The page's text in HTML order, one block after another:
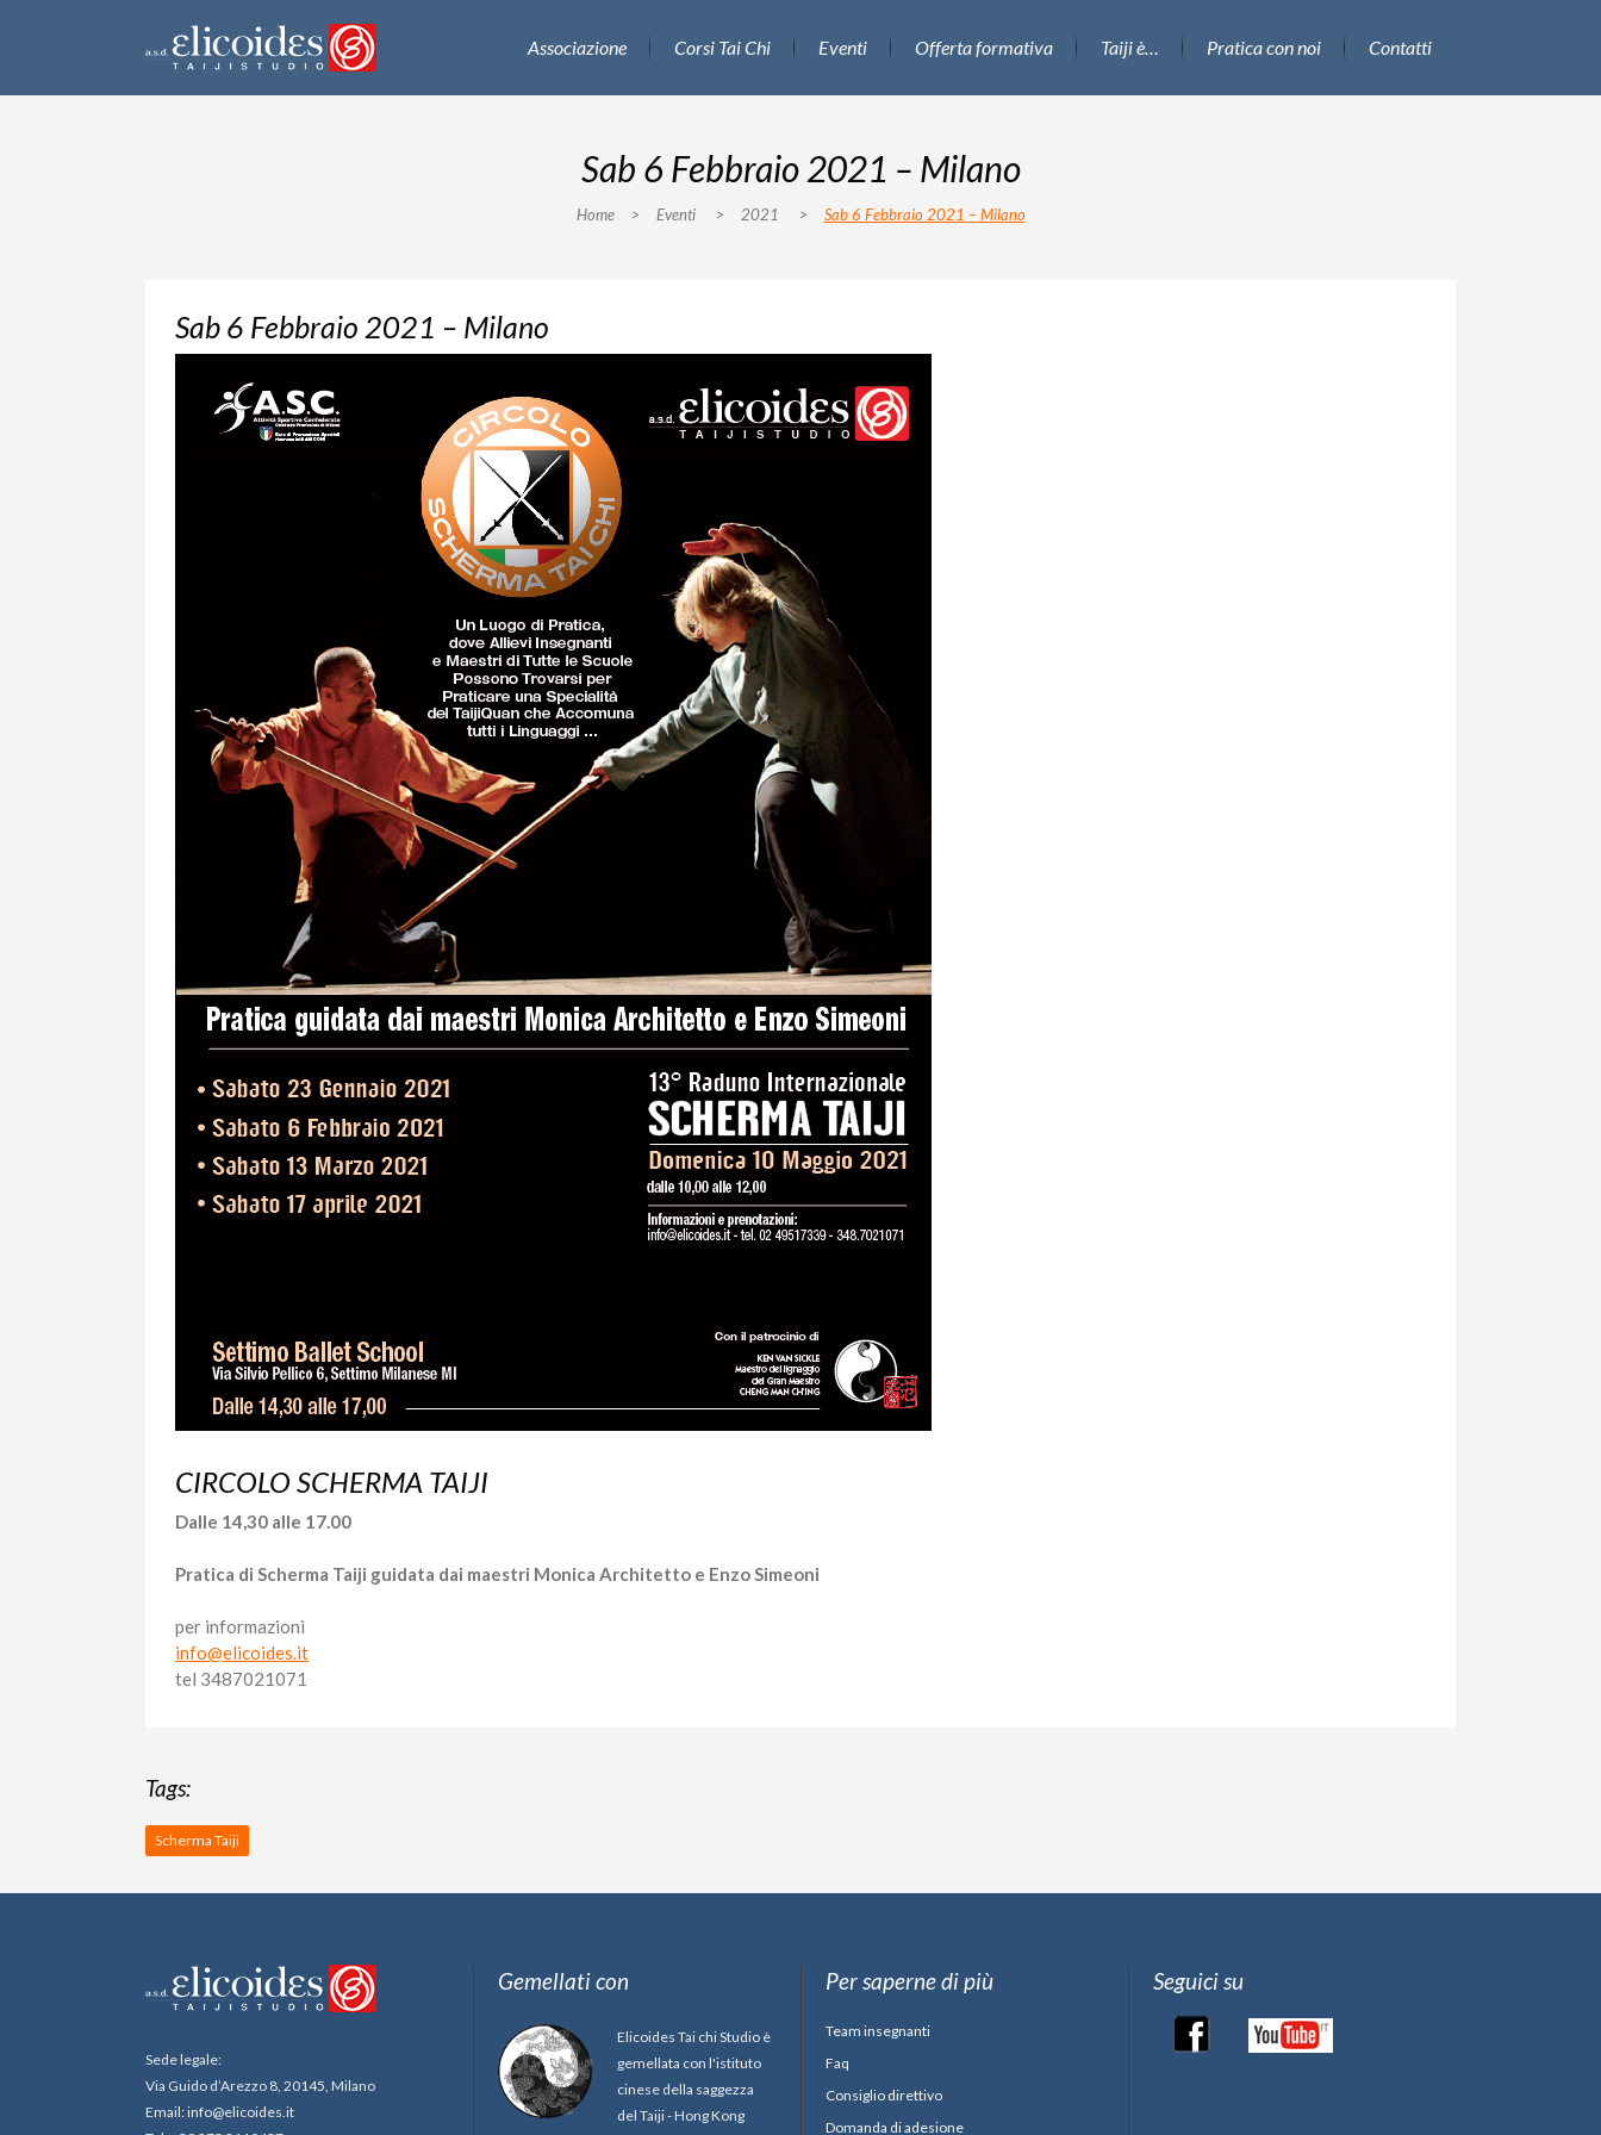
Associazione Corsi Tai Chi Eventi Offerta formativa Taiji è… Pratica con noi Contatti
Sab 6 Febbraio 2021 – Milano
Home > Eventi > 2021 > Sab 6 Febbraio 2021 – Milano
Sab 6 Febbraio 2021 – Milano
CIRCOLO SCHERMA TAIJI
Dalle 14,30 alle 17.00
Pratica di Scherma Taiji guidata dai maestri Monica Architetto e Enzo Simeoni
per informazioni
info@elicoides.it
tel 3487021071
Tags:
Scherma Taiji
Sede legale:
Via Guido d’Arezzo 8, 20145, Milano
Email: info@elicoides.it
Gemellati con
Elicoides Tai chi Studio è
gemellata con l'istituto
cinese della saggezza
del Taiji - Hong Kong
Per saperne di più
Team insegnanti
Faq
Consiglio direttivo
Domanda di adesione
Seguici su